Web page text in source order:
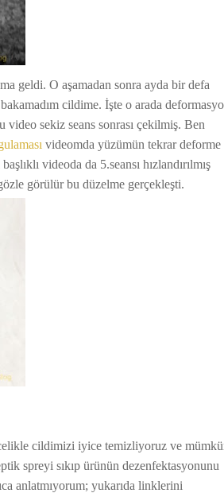
geldi. O aşamadan sonra ayda bir defa
cildime. İşte o arada
video sekiz seans sonrası çekilmiş. Ben
videomda yüzümün tekrar deforme
başlıklı videoda da 5.seansı hızlandırılmış
görülür bu düzelme gerçekleşti.
cildimizi iyice temizliyoruz ve
spreyi sıkıp ürünün dezenfektasyonunu
anlatmıyorum; yukarıda linklerini